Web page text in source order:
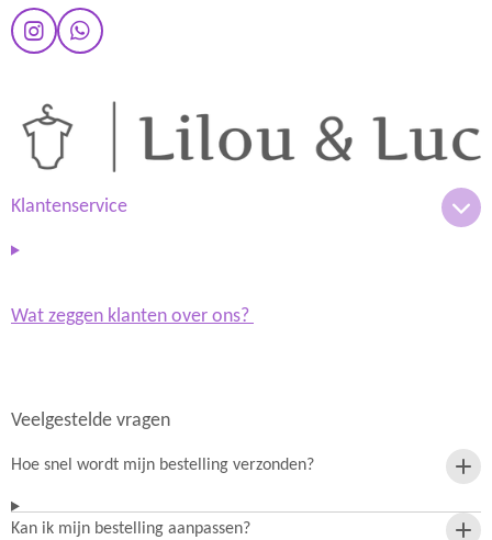
I
n
a
r
m
W
h
Klantenservice
Wat zeggen klanten over ons?
Veelgestelde vragen
Hoe snel wordt mijn bestelling verzonden?
Kan ik mijn bestelling aanpassen?